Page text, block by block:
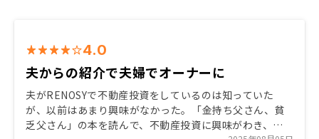
4.0
夫からの紹介で夫婦でオーナーに
夫がRENOSYで不動産投資をしているのは知っていた
が、以前はあまり興味がなかった。「金持ち父さん、貧
乏父さん」の本を読んで、不動産投資に興味がわき、夫